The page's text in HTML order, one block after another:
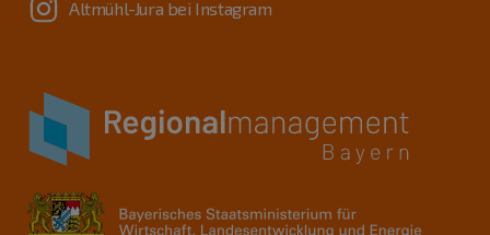
Altmühl-Jura bei Instagram